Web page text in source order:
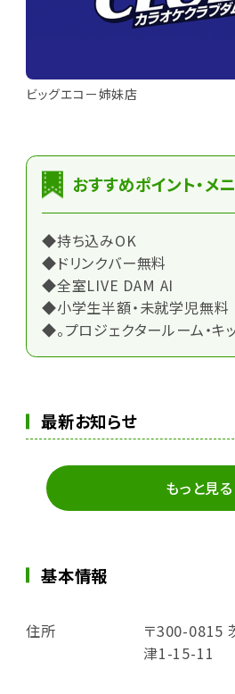
ビッグエコー姉妹店
おすすめポイント・メ
◆持ち込みOK
◆ドリンクバー無料
◆全室LIVE DAM AI
◆小学生半額・未就学児無料
◆。プロジェクタールーム・キ
最新お知らせ
もっと見る
基本情報
住所
〒300-0815
津1-15-11